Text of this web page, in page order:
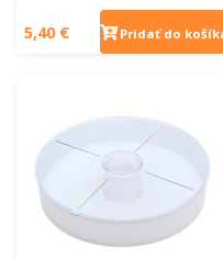
5,40 € Pridať do